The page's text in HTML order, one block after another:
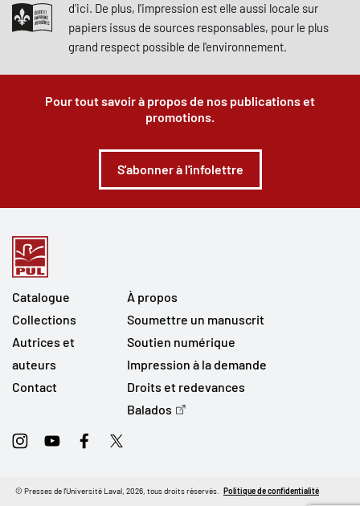
d'ici. De plus, l'impression est elle aussi locale sur
papiers issus de sources responsables, pour le plus
grand respect possible de l'environnement.
Pour tout savoir à propos de nos publications et
promotions.
S'abonner à l'infolettre
Catalogue
Collections
Autrices et
auteurs
Contact
À propos
Soumettre un manuscrit
Soutien numérique
Impression à la demande
Droits et redevances
Balados
InstagramYoutubeFacebookTwitter
© Presses de l'Université Laval, 2026, tous droits réservés. Politique de confidentialité